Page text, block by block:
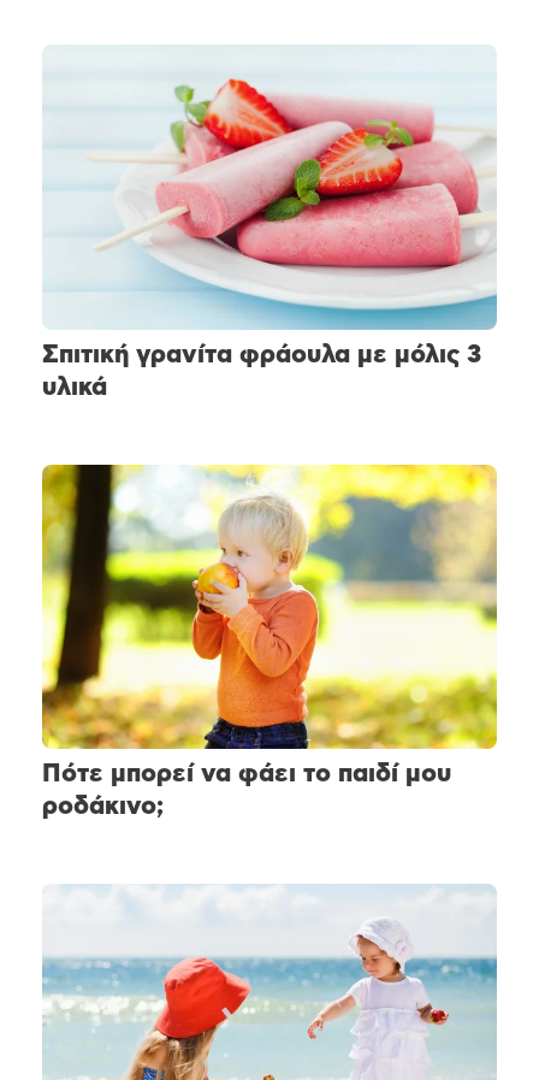
Σπιτική γρανίτα φράουλα με μόλις 3
υλικά
Πότε μπορεί να φάει το παιδί μου
ροδάκινο;